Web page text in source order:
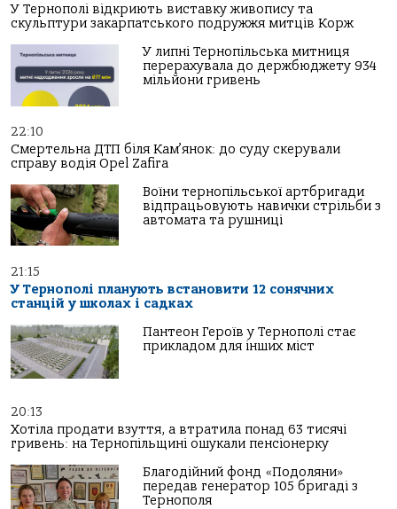
У Тернополі відкриють виставку живопису та
скульптури закарпатського подружжя митців Корж
У липні Тернопільська митниця
перерахувала до держбюджету 934
мільйони гривень
22:10
Смертельна ДТП біля Кам’янок: до суду скерували
справу водія Opel Zafira
Воїни тернопільської артбригади
відпрацьовують навички стрільби з
автомата та рушниці
21:15
У Тернополі планують встановити 12 сонячних
станцій у школах і садках
Пантеон Героїв у Тернополі стає
прикладом для інших міст
20:13
Хотіла продати взуття, а втратила понад 63 тисячі
гривень: на Тернопільщині ошукали пенсіонерку
Благодійний фонд «Подоляни»
передав генератор 105 бригаді з
Тернополя